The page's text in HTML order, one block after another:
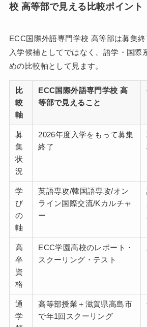
校 高等部で見える比較ポイント
ECC国際外語専門学校 高等部は募集
入学候補としてではなく、語学・国際
めの比較軸として見ます。
比
較
軸
ECC国際外語専門学校 高
等部で見えること
募
集
状
況
2026年度入学をもって募集
終了
学
び
の
軸
英語専攻/韓国語専攻/オン
ライン国際交流/Kカルチャ
ー
高
卒
資
格
ECC学園高校のレポート・
スクーリング・テスト
通
学
高等部授業＋滋賀県高島市
で年1回スクーリング